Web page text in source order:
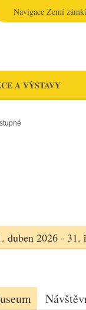
A VÝSTAVY
Navigace Zemí
duben 2026 - 31.